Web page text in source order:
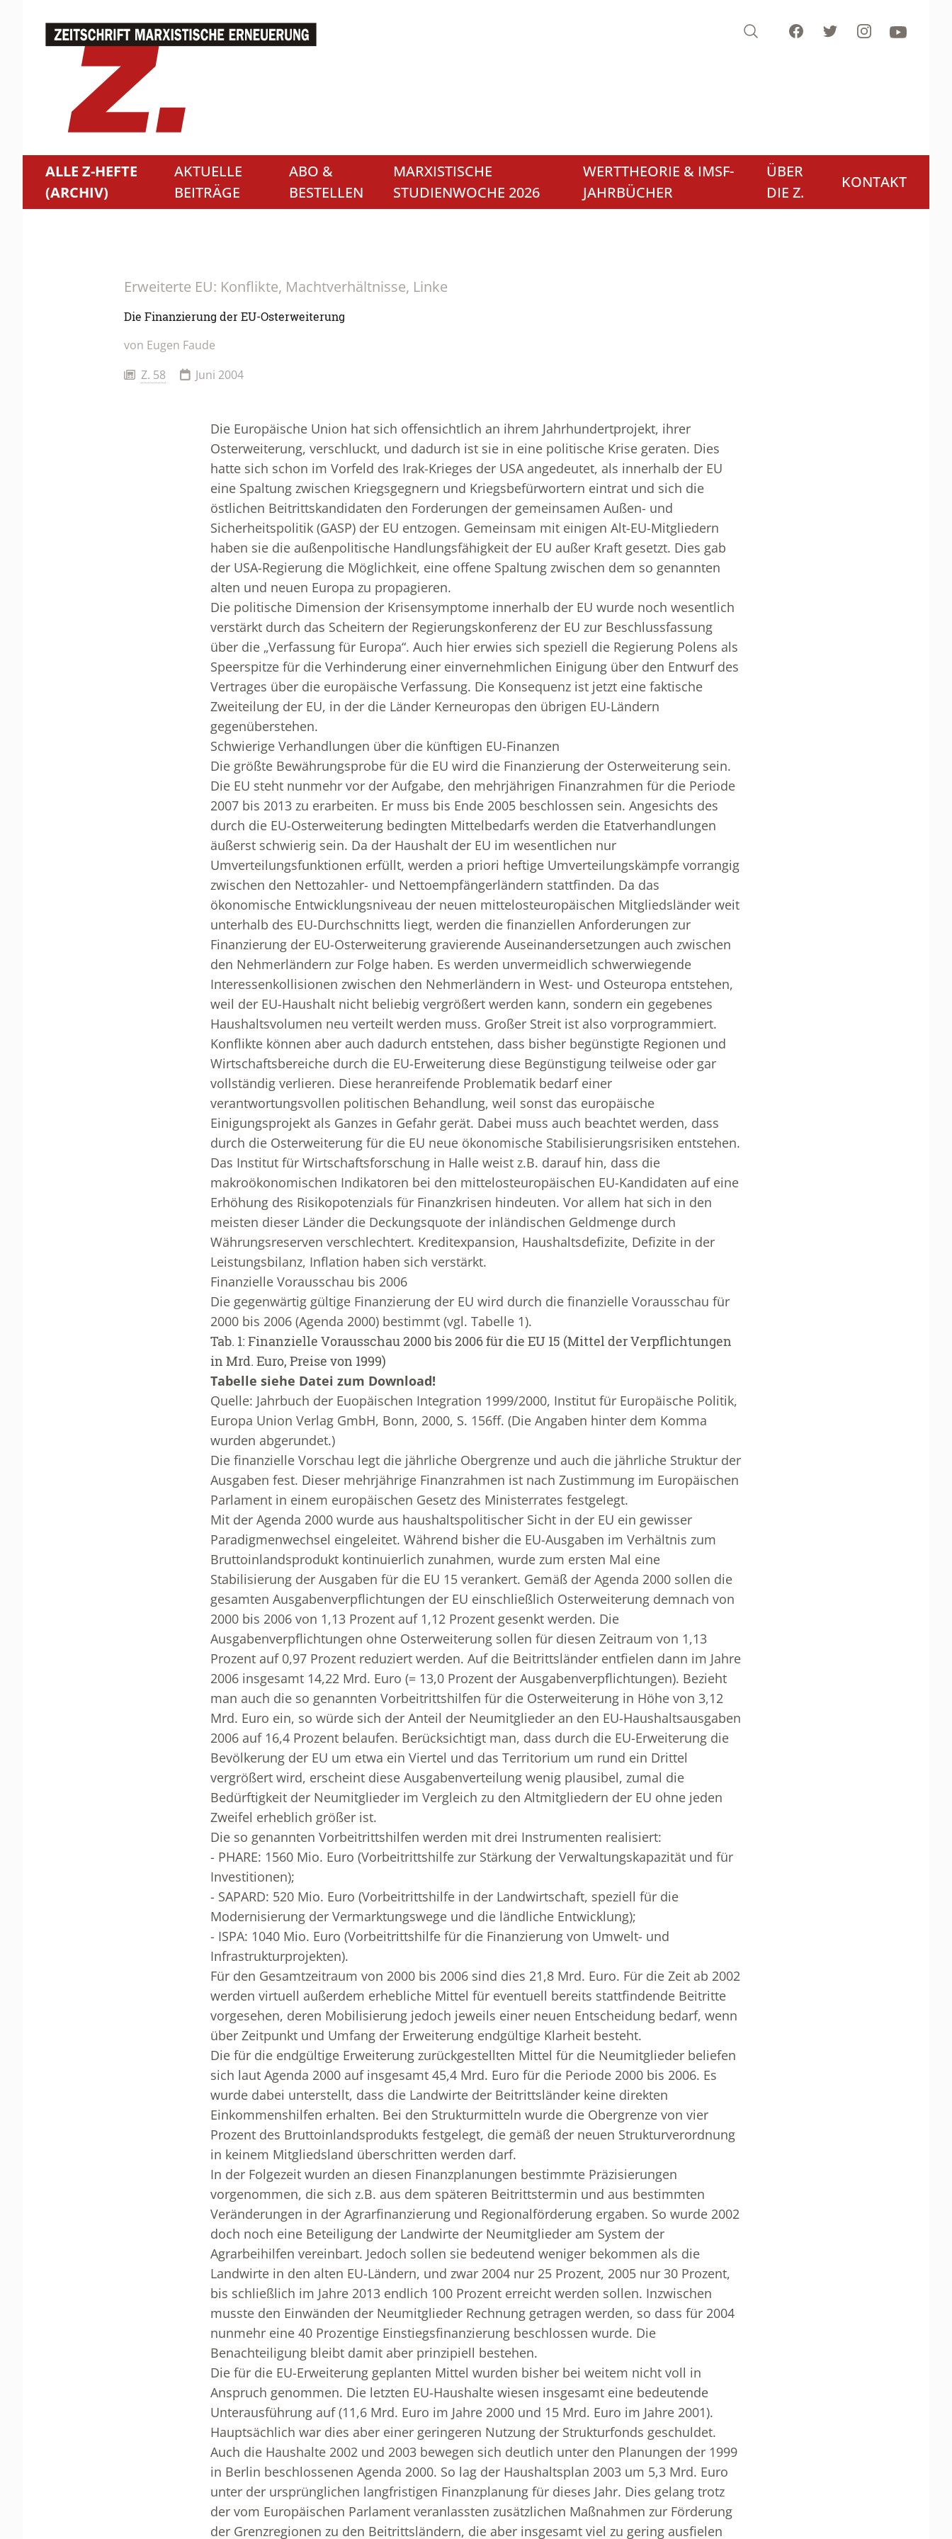
Search FacebookTwitterInstagramYoutube
ALLE Z-HEFTE
(ARCHIV)
AKTUELLE
BEITRÄGE
ABO &
BESTELLEN
MARXISTISCHE
STUDIENWOCHE 2026
WERTTHEORIE & IMSF-
JAHRBÜCHER
ÜBER
DIE Z.
KONTAKT
Erweiterte EU: Konflikte, Machtverhältnisse, Linke
Die Finanzierung der EU-Osterweiterung
von Eugen Faude
Z. 58
Juni 2004
Die Europäische Union hat sich offensichtlich an ihrem Jahrhundertprojekt, ihrer
Osterweiterung, verschluckt, und dadurch ist sie in eine politische Krise geraten. Dies
hatte sich schon im Vorfeld des Irak-Krieges der USA angedeutet, als innerhalb der EU
eine Spaltung zwischen Kriegsgegnern und Kriegsbefürwortern eintrat und sich die
östlichen Beitrittskandidaten den Forderungen der gemeinsamen Außen- und
Sicherheitspolitik (GASP) der EU entzogen. Gemeinsam mit einigen Alt-EU-Mitgliedern
haben sie die außenpolitische Handlungsfähigkeit der EU außer Kraft gesetzt. Dies gab
der USA-Regierung die Möglichkeit, eine offene Spaltung zwischen dem so genannten
alten und neuen Europa zu propagieren.
Die politische Dimension der Krisensymptome innerhalb der EU wurde noch wesentlich
verstärkt durch das Scheitern der Regierungskonferenz der EU zur Beschlussfassung
über die „Verfassung für Europa“. Auch hier erwies sich speziell die Regierung Polens als
Speerspitze für die Verhinderung einer einvernehmlichen Einigung über den Entwurf des
Vertrages über die europäische Verfassung. Die Konsequenz ist jetzt eine faktische
Zweiteilung der EU, in der die Länder Kerneuropas den übrigen EU-Ländern
gegenüberstehen.
Schwierige Verhandlungen über die künftigen EU-Finanzen
Die größte Bewährungsprobe für die EU wird die Finanzierung der Osterweiterung sein.
Die EU steht nunmehr vor der Aufgabe, den mehrjährigen Finanzrahmen für die Periode
2007 bis 2013 zu erarbeiten. Er muss bis Ende 2005 beschlossen sein. Angesichts des
durch die EU-Osterweiterung bedingten Mittelbedarfs werden die Etatverhandlungen
äußerst schwierig sein. Da der Haushalt der EU im wesentlichen nur
Umverteilungsfunktionen erfüllt, werden a priori heftige Umverteilungskämpfe vorrangig
zwischen den Nettozahler- und Nettoempfängerländern stattfinden. Da das
ökonomische Entwicklungsniveau der neuen mittelosteuropäischen Mitgliedsländer weit
unterhalb des EU-Durchschnitts liegt, werden die finanziellen Anforderungen zur
Finanzierung der EU-Osterweite­rung gravierende Auseinandersetzungen auch zwischen
den Nehmerländern zur Folge haben. Es werden unvermeidlich schwerwiegende
Interessenkollisionen zwischen den Nehmerländern in West- und Osteuropa entstehen,
weil der EU-Haushalt nicht beliebig vergrößert werden kann, sondern ein gegebenes
Haushaltsvolumen neu verteilt werden muss. Großer Streit ist also vorprogrammiert.
Konflikte können aber auch dadurch entstehen, dass bisher begünstigte Regionen und
Wirtschaftsbereiche durch die EU-Erweiterung diese Begünstigung teilweise oder gar
vollständig verlieren. Diese heranreifende Problematik bedarf einer
verantwortungsvollen politischen Behandlung, weil sonst das europäische
Einigungsprojekt als Ganzes in Gefahr gerät. Dabei muss auch beachtet werden, dass
durch die Osterweiterung für die EU neue ökonomische Stabilisierungsrisiken entstehen.
Das Institut für Wirtschaftsforschung in Halle weist z.B. darauf hin, dass die
makroökonomischen Indikatoren bei den mittelosteuropäischen EU-Kandidaten auf eine
Erhöhung des Risikopotenzials für Finanzkrisen hindeuten. Vor allem hat sich in den
meisten dieser Länder die Deckungsquote der inländischen Geldmenge durch
Währungsreserven verschlechtert. Kreditexpansion, Haushaltsdefizite, Defizite in der
Leistungsbilanz, Inflation haben sich verstärkt.
Finanzielle Vorausschau bis 2006
Die gegenwärtig gültige Finanzierung der EU wird durch die finanzielle Vorausschau für
2000 bis 2006 (Agenda 2000) bestimmt (vgl. Tabelle 1).
Tab. 1: Finanzielle Vorausschau 2000 bis 2006 für die EU 15 (Mittel der Verpflichtungen
in Mrd. Euro, Preise von 1999)
Tabelle siehe Datei zum Download!
Quelle: Jahrbuch der Euopäischen Integration 1999/2000, Institut für Europäische Politik,
Europa Union Verlag GmbH, Bonn, 2000, S. 156ff. (Die Angaben hinter dem Komma
wurden abgerundet.)
Die finanzielle Vorschau legt die jährliche Obergrenze und auch die jährliche Struktur der
Ausgaben fest. Dieser mehrjährige Finanzrahmen ist nach Zustimmung im Europäischen
Parlament in einem europäischen Gesetz des Ministerrates festgelegt.
Mit der Agenda 2000 wurde aus haushaltspolitischer Sicht in der EU ein gewisser
Paradigmenwechsel eingeleitet. Während bisher die EU-Ausgaben im Verhältnis zum
Bruttoinlandsprodukt kontinuierlich zunahmen, wurde zum ersten Mal eine
Stabilisierung der Ausgaben für die EU 15 verankert. Gemäß der Agenda 2000 sollen die
gesamten Ausgabenverpflichtungen der EU einschließlich Osterweiterung demnach von
2000 bis 2006 von 1,13 Prozent auf 1,12 Prozent gesenkt werden. Die
Ausgabenverpflichtungen ohne Osterweiterung sollen für diesen Zeitraum von 1,13
Prozent auf 0,97 Prozent reduziert werden. Auf die Beitrittsländer entfielen dann im Jahre
2006 insgesamt 14,22 Mrd. Euro (= 13,0 Prozent der Ausgabenverpflichtungen). Bezieht
man auch die so genannten Vorbeitrittshilfen für die Osterweiterung in Höhe von 3,12
Mrd. Euro ein, so würde sich der Anteil der Neumitglieder an den EU-Haushaltsausgaben
2006 auf 16,4 Prozent belaufen. Berücksichtigt man, dass durch die EU-Erweiterung die
Bevölkerung der EU um etwa ein Viertel und das Territorium um rund ein Drittel
vergrößert wird, erscheint diese Ausgabenverteilung wenig plausibel, zumal die
Bedürftigkeit der Neumitglieder im Vergleich zu den Altmitgliedern der EU ohne jeden
Zweifel erheblich größer ist.
Die so genannten Vorbeitrittshilfen werden mit drei Instrumenten realisiert:
- PHARE: 1560 Mio. Euro (Vorbeitrittshilfe zur Stärkung der Verwaltungs­kapazität und für
Investitionen);
- SAPARD: 520 Mio. Euro (Vorbeitrittshilfe in der Landwirtschaft, speziell für die
Modernisierung der Vermarktungswege und die ländliche Entwicklung);
- ISPA: 1040 Mio. Euro (Vorbeitrittshilfe für die Finanzierung von Umwelt- und
Infrastrukturprojekten).
Für den Gesamtzeitraum von 2000 bis 2006 sind dies 21,8 Mrd. Euro. Für die Zeit ab 2002
werden virtuell außerdem erhebliche Mittel für eventuell bereits stattfindende Beitritte
vorgesehen, deren Mobilisierung jedoch jeweils einer neuen Entscheidung bedarf, wenn
über Zeitpunkt und Umfang der Erweiterung endgültige Klarheit besteht.
Die für die endgültige Erweiterung zurückgestellten Mittel für die Neumitglieder beliefen
sich laut Agenda 2000 auf insgesamt 45,4 Mrd. Euro für die Periode 2000 bis 2006. Es
wurde dabei unterstellt, dass die Landwirte der Beitrittsländer keine direkten
Einkommenshilfen erhalten. Bei den Strukturmitteln wurde die Obergrenze von vier
Prozent des Bruttoinlandsprodukts festgelegt, die gemäß der neuen Strukturverordnung
in keinem Mitgliedsland überschritten werden darf.
In der Folgezeit wurden an diesen Finanzplanungen bestimmte Präzisierungen
vorgenommen, die sich z.B. aus dem späteren Beitrittstermin und aus bestimmten
Veränderungen in der Agrarfinanzierung und Regionalförderung ergaben. So wurde 2002
doch noch eine Beteiligung der Landwirte der Neumitglieder am System der
Agrarbeihilfen vereinbart. Jedoch sollen sie bedeutend weniger bekommen als die
Landwirte in den alten EU-Ländern, und zwar 2004 nur 25 Prozent, 2005 nur 30 Prozent,
bis schließlich im Jahre 2013 endlich 100 Prozent erreicht werden sollen. Inzwischen
musste den Einwänden der Neumitglieder Rechnung getragen werden, so dass für 2004
nunmehr eine 40 Prozentige Einstiegsfinanzierung beschlossen wurde. Die
Benachteiligung bleibt damit aber prinzipiell bestehen.
Die für die EU-Erweiterung geplanten Mittel wurden bisher bei weitem nicht voll in
Anspruch genommen. Die letzten EU-Haushalte wiesen insgesamt eine bedeutende
Unterausführung auf (11,6 Mrd. Euro im Jahre 2000 und 15 Mrd. Euro im Jahre 2001).
Hauptsächlich war dies aber einer geringeren Nutzung der Strukturfonds geschuldet.
Auch die Haushalte 2002 und 2003 bewegen sich deutlich unter den Planungen der 1999
in Berlin beschlossenen Agenda 2000. So lag der Haushaltsplan 2003 um 5,3 Mrd. Euro
unter der ursprünglichen langfristigen Finanzplanung für dieses Jahr. Dies gelang trotz
der vom Europäischen Parlament veranlassten zusätzlichen Maßnahmen zur Förderung
der Grenzregionen zu den Beitrittsländern, die aber insgesamt viel zu gering ausfielen